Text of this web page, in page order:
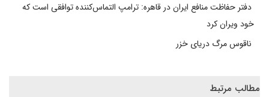
دفتر حفاظت منافع ایران در قاهره: ترامپ التماس‌کننده توافقی است که
خود ویران کرد
ناقوس مرگ دریای خزر
مطالب مرتبط